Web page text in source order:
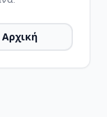
Αρχική